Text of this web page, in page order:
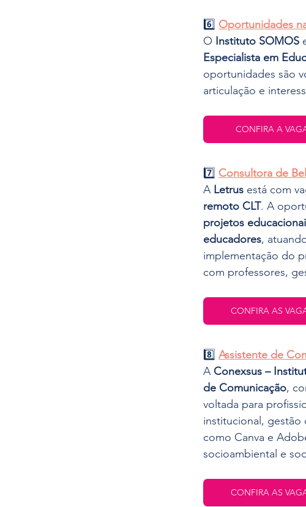
6️⃣ Oportunidades
O Instituto SOMOS
Especialista em
oportunidades são
articulação e
CONFIRA A
7️⃣ Consultora de
A Letrus está com
remoto CLT. A
projetos
educadores,
implementação do
com professores,
CONFIRA AS
8️⃣ Assistente de
A Conexsus –
de Comunicação,
voltada para
institucional, gestão
como Canva e
socioambiental e
CONFIRA AS